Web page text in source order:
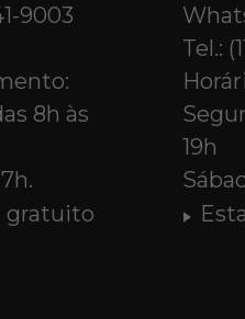
9003
8h às
gratuito
Tel.:
19h